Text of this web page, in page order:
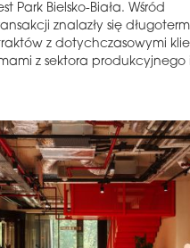
Park Bielsko-Biała. Wśród
znalazły się
z dotychczasowymi
z sektora produkcyjnego i